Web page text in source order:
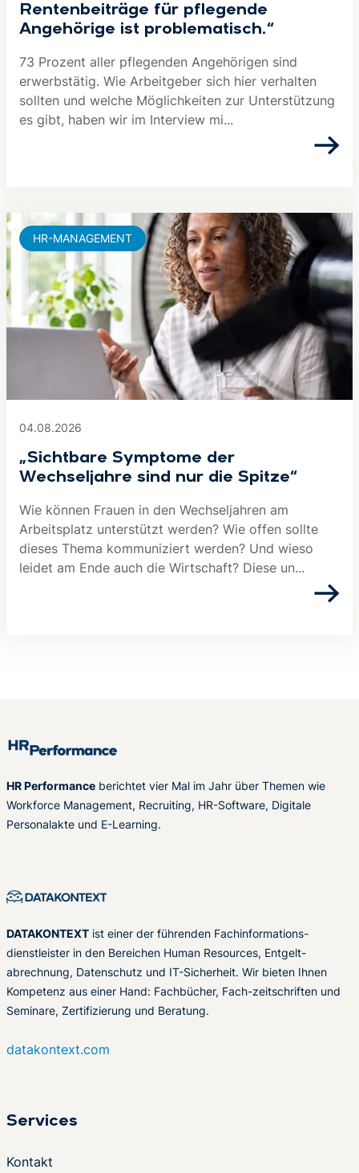
Rentenbeiträge für pflegende
Angehörige ist problematisch.“
73 Prozent aller pflegenden Angehörigen sind
erwerbstätig. Wie Arbeitgeber sich hier verhalten
sollten und welche Möglichkeiten zur Unterstützung
es gibt, haben wir im Interview mi...
04.08.2026
„Sichtbare Symptome der
Wechseljahre sind nur die Spitze“
Wie können Frauen in den Wechseljahren am
Arbeitsplatz unterstützt werden? Wie offen sollte
dieses Thema kommuniziert werden? Und wieso
leidet am Ende auch die Wirtschaft? Diese un...
HR-MANAGEMENT
HR Performance berichtet vier Mal im Jahr über Themen wie
Workforce Management, Recruiting, HR-Software, Digitale
Personalakte und E-Learning.
DATAKONTEXT ist einer der führenden Fachinformations-
dienstleister in den Bereichen Human Resources, Entgelt-
abrechnung, Datenschutz und IT-Sicherheit. Wir bieten Ihnen
Kompetenz aus einer Hand: Fachbücher, Fach-zeitschriften und
Seminare, Zertifizierung und Beratung.
datakontext.com
Services
Kontakt